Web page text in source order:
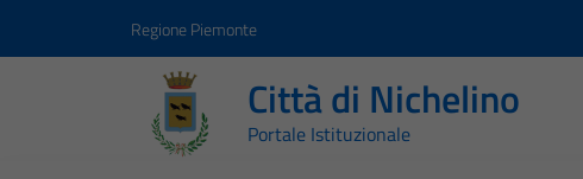
Regione Piemonte
Città di Nichelino
Portale Istituzionale